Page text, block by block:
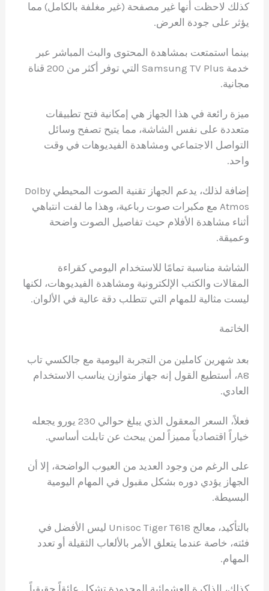
كذلك لاحظت أنها غير مصفحة (غير مغلفة بالكامل) مما
يؤثر على جودة العرض.
بينما استمتعت بمشاهدة المحتوى والبث المباشر عبر
خدمة Samsung TV Plus التي توفر أكثر من 200 قناة
مجانية.
ميزة رائعة في هذا الجهاز هي إمكانية فتح تطبيقات
متعددة على نفس الشاشة، مما يتيح تصفح وسائل
التواصل الاجتماعي ومشاهدة الفيديوهات في وقت
واحد.
إضافة لذلك، يدعم الجهاز تقنية الصوت المحيطي Dolby
Atmos مع مكبرات صوت رباعية، وهذا ما لفت انتباهي
أثناء مشاهدة الأفلام حيث تفاصيل الصوت واضحة
وعميقة.
الشاشة مناسبة تمامًا للاستخدام اليومي كقراءة
المقالات والكتب الإلكترونية ومشاهدة الفيديوهات، لكنها
ليست مثالية للمهام التي تتطلب دقة عالية في الألوان.
الخاتمة
بعد شهرين كاملين من التجربة اليومية مع جالكسي تاب
A8، أستطيع القول إنه جهاز متوازن يناسب الاستخدام
العادي.
فعلاً، السعر المعقول الذي يبلغ حوالي 230 يورو يجعله
خياراً اقتصادياً مميزاً لمن يبحث عن تابلت أساسي.
على الرغم من وجود العديد من العيوب الواضحة، إلا أن
الجهاز يؤدي دوره بشكل مقبول في المهام اليومية
البسيطة.
بالتأكيد، معالج Unisoc Tiger T618 ليس الأفضل في
فئته، خاصة عندما يتعلق الأمر بالألعاب الثقيلة أو تعدد
المهام.